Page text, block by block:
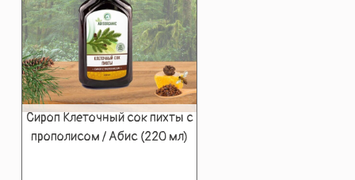
Сироп Клеточный сок пихты с
прополисом / Абис (220 мл)